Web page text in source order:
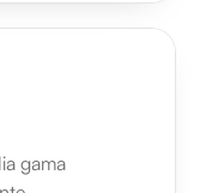
gama